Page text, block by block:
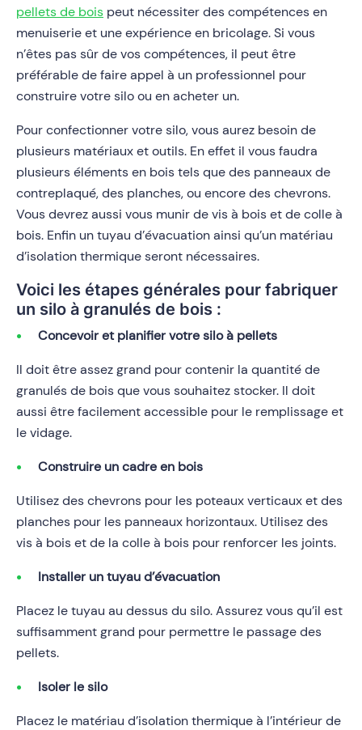
pellets de bois peut nécessiter des compétences en
menuiserie et une expérience en bricolage. Si vous
n’êtes pas sûr de vos compétences, il peut être
préférable de faire appel à un professionnel pour
construire votre silo ou en acheter un.
Pour confectionner votre silo, vous aurez besoin de
plusieurs matériaux et outils. En effet il vous faudra
plusieurs éléments en bois tels que des panneaux de
contreplaqué, des planches, ou encore des chevrons.
Vous devrez aussi vous munir de vis à bois et de colle à
bois. Enfin un tuyau d’évacuation ainsi qu’un matériau
d’isolation thermique seront nécessaires.
Voici les étapes générales pour fabriquer
un silo à granulés de bois :
Concevoir et planifier votre silo à pellets
Il doit être assez grand pour contenir la quantité de
granulés de bois que vous souhaitez stocker. Il doit
aussi être facilement accessible pour le remplissage et
le vidage.
Construire un cadre en bois
Utilisez des chevrons pour les poteaux verticaux et des
planches pour les panneaux horizontaux. Utilisez des
vis à bois et de la colle à bois pour renforcer les joints.
Installer un tuyau d’évacuation
Placez le tuyau au dessus du silo. Assurez vous qu’il est
suffisamment grand pour permettre le passage des
pellets.
Isoler le silo
Placez le matériau d’isolation thermique à l’intérieur de